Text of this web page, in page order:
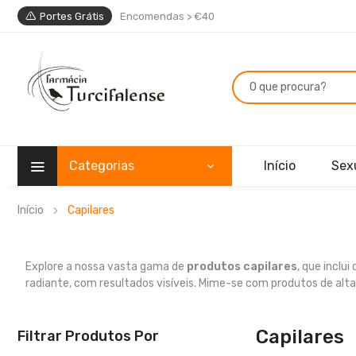
Portes Grátis Encomendas > €40
Categorias Início
Início Capilares
Explore a nossa vasta gama de produtos capilares, que inclui
radiante, com resultados visíveis. Mime-se com produtos de
Capilares
Filtrar Produtos Por